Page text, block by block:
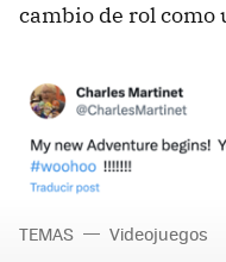
cambio de rol como
TEMAS Videojuegos